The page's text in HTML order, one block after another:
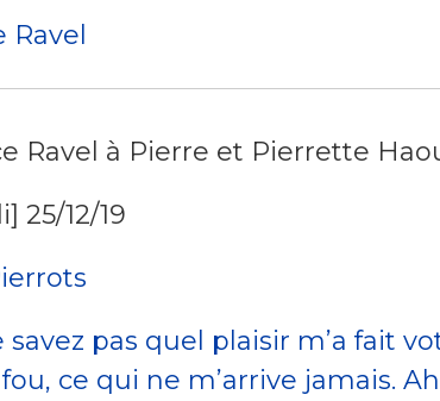
Ravel
Ravel à Pierre et Pierrette
25/12/19
savez pas quel plaisir m’a fait
ce qui ne m’arrive jamais.